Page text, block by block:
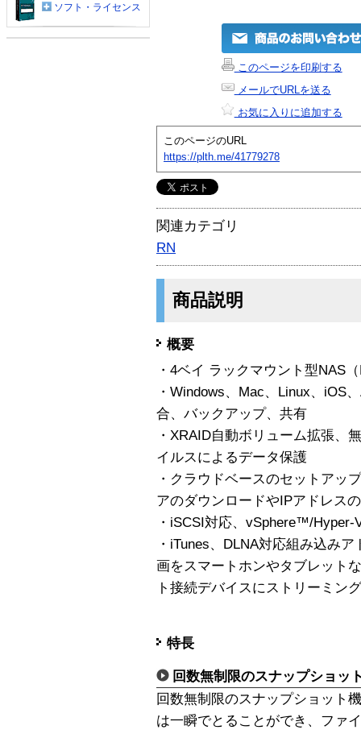
このページを印刷する
メールでURLを送る
お気に入りに追加する
このページのURL
https://plth.me/41779278
関連カテゴリ
RN
商品説明
概要
・4ベイ ラックマウント型NAS
・Windows、Mac、Linux、iOS
合、バックアップ、共有
・XRAID自動ボリューム拡張、
イルスによるデータ保護
・クラウドベースのセットアッ
アのダウンロードやIPアドレス
・iSCSI対応、vSphere™/
・iTunes、DLNA対応組み込み
画をスマートホンやタブレット
ト接続デバイスにストリーミン
特長
回数無制限のスナップショッ
回数無制限のスナップショット
は一瞬でとることができ、ファ
ソフト・ライセンス